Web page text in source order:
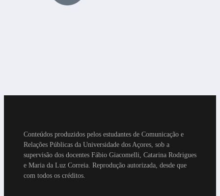
Conteúdos produzidos pelos estudantes de Comunicação e
Relações Públicas da Universidade dos Açores, sob a
supervisão dos docentes Fábio Giacomelli, Catarina Rodrigues
e Maria da Luz Correia. Reprodução autorizada, desde que
com todos os créditos.